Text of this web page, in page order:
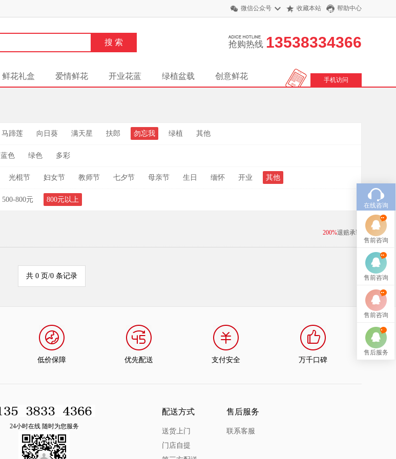
微信公众号 收藏本站 帮助中心
抢购热线 13538334366
鲜花礼盒 爱情鲜花 开业花蓝 绿植盆载 创意鲜花 手机访问
马蹄莲 向日葵 满天星 扶郎 勿忘我 绿植 其他
蓝色 绿色 多彩
光棍节 妇女节 教师节 七夕节 母亲节 生日 缅怀 开业 其他
500-800元 800元以上
200%退赔承诺
共 0 页/0 条记录
低价保障 优先配送 支付安全 万千口碑
24小时在线 随时为您服务
配送方式
送货上门
门店自提
售后服务
联系客服
在线咨询
售前咨询
售前咨询
售前咨询
售后服务